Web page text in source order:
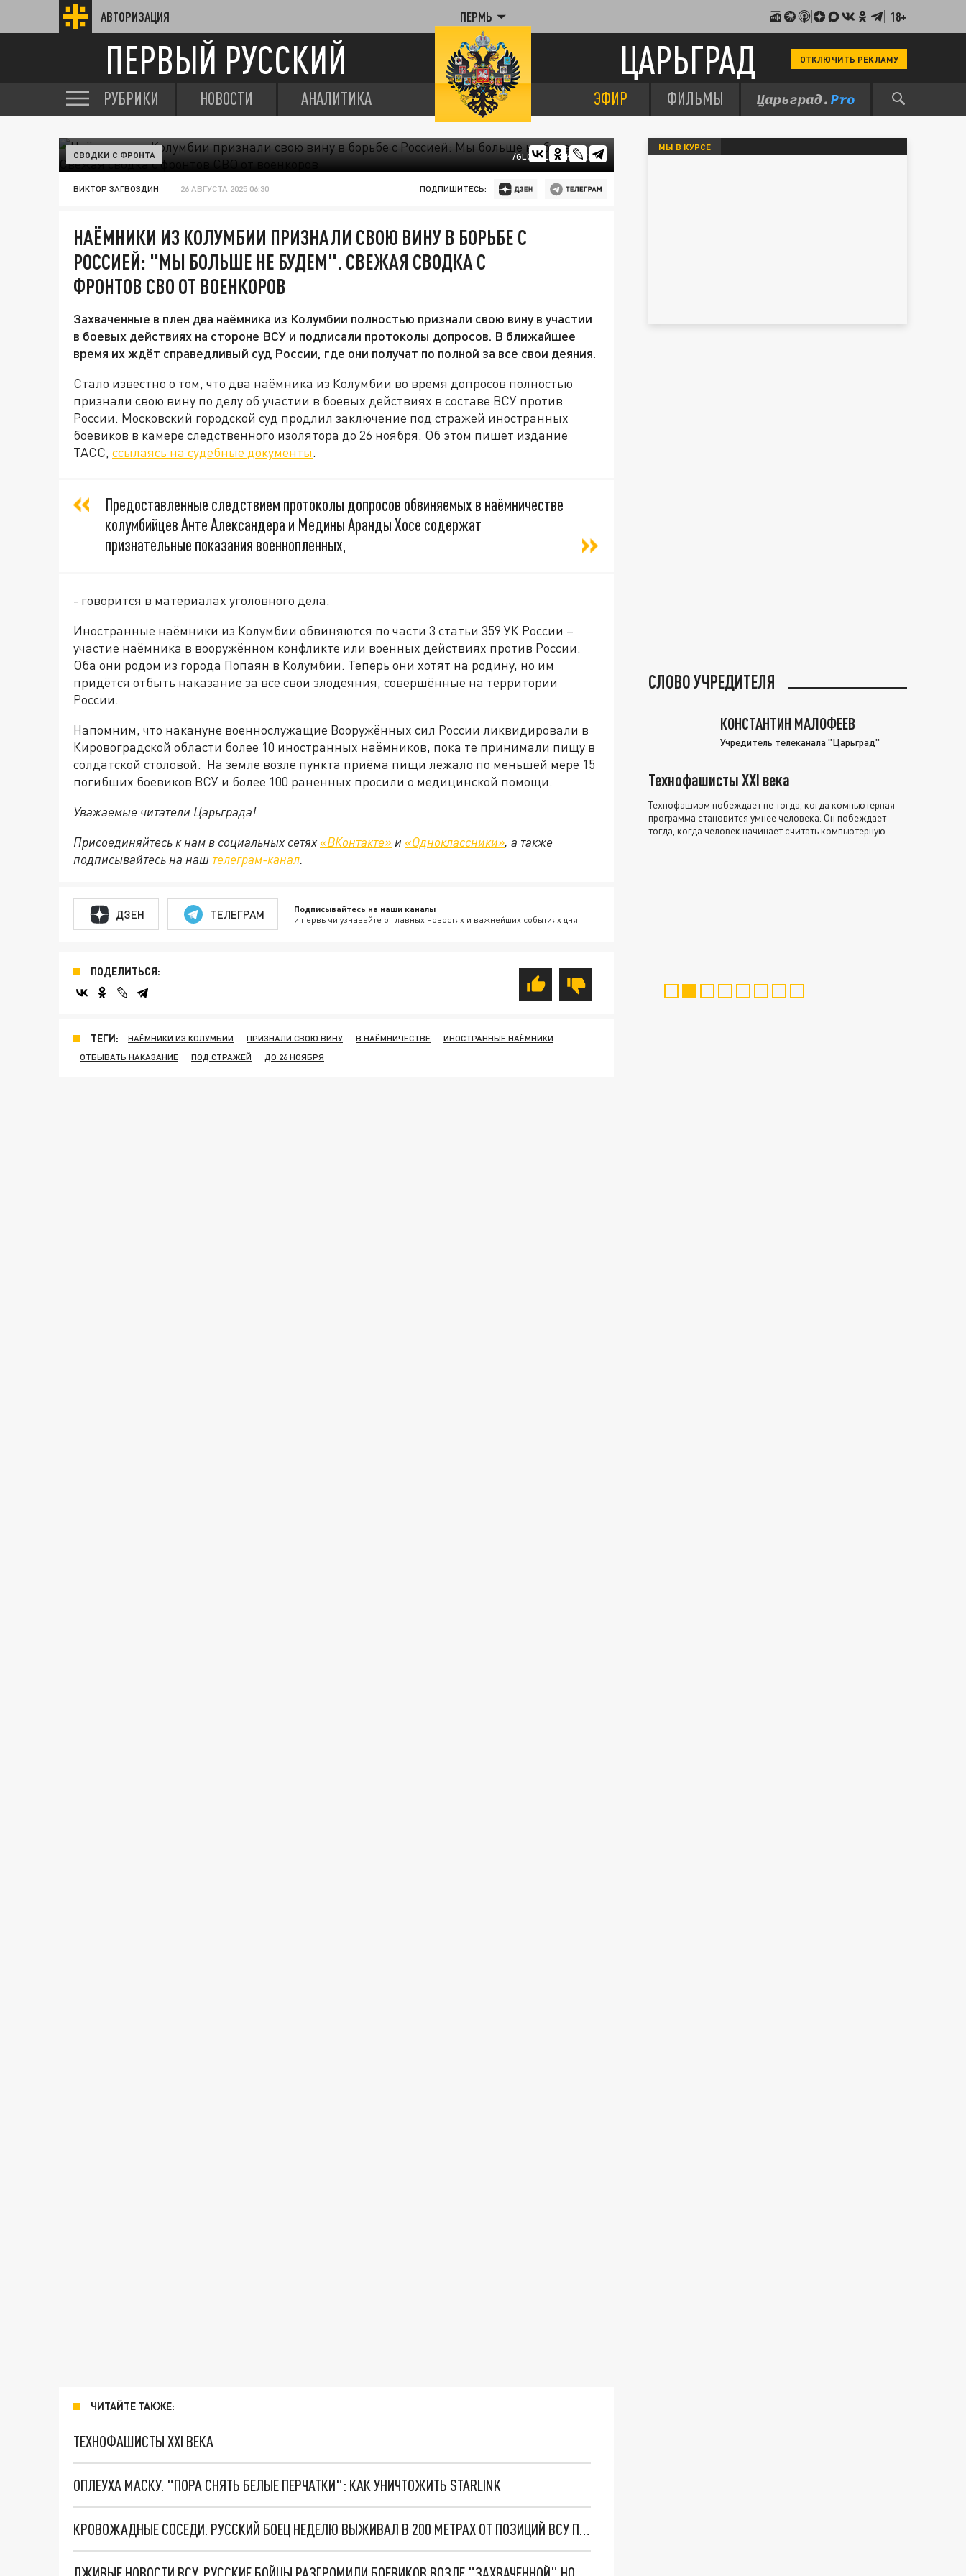
АВТОРИЗАЦИЯ ПЕРМЬ 18+
ПЕРВЫЙ РУССКИЙ ЦАРЬГРАД ОТКЛЮЧИТЬ РЕКЛАМУ
РУБРИКИ НОВОСТИ АНАЛИТИКА ЭФИР ФИЛЬМЫ
/GLOBALLOOKPRESS
СВОДКИ С ФРОНТА
ВИКТОР ЗАГВОЗДИН 26 АВГУСТА 2025 06:30 ПОДПИШИТЕСЬ:
НАЁМНИКИ ИЗ КОЛУМБИИ ПРИЗНАЛИ СВОЮ ВИНУ В БОРЬБЕ С
РОССИЕЙ: "МЫ БОЛЬШЕ НЕ БУДЕМ". СВЕЖАЯ СВОДКА С
ФРОНТОВ СВО ОТ ВОЕНКОРОВ
Захваченные в плен два наёмника из Колумбии полностью признали свою вину в участии
в боевых действиях на стороне ВСУ и подписали протоколы допросов. В ближайшее
время их ждёт справедливый суд России, где они получат по полной за все свои деяния.
Стало известно о том, что два наёмника из Колумбии во время допросов полностью
признали свою вину по делу об участии в боевых действиях в составе ВСУ против
России. Московский городской суд продлил заключение под стражей иностранных
боевиков в камере следственного изолятора до 26 ноября. Об этом пишет издание
ТАСС, ссылаясь на судебные документы.
Предоставленные следствием протоколы допросов обвиняемых в наёмничестве
колумбийцев Анте Александера и Медины Аранды Хосе содержат
признательные показания военнопленных,
- говорится в материалах уголовного дела.
Иностранные наёмники из Колумбии обвиняются по части 3 статьи 359 УК России –
участие наёмника в вооружённом конфликте или военных действиях против России.
Оба они родом из города Попаян в Колумбии. Теперь они хотят на родину, но им
придётся отбыть наказание за все свои злодеяния, совершённые на территории
России.
Напомним, что накануне военнослужащие Вооружённых сил России ликвидировали в
Кировоградской области более 10 иностранных наёмников, пока те принимали пищу в
солдатской столовой. На земле возле пункта приёма пищи лежало по меньшей мере 15
погибших боевиков ВСУ и более 100 раненных просили о медицинской помощи.
Уважаемые читатели Царьграда!
Присоединяйтесь к нам в социальных сетях «ВКонтакте» и «Одноклассники», а также
подписывайтесь на наш телеграм-канал.
ДЗЕН ТЕЛЕГРАМ Подписывайтесь на наши каналы
и первыми узнавайте о главных новостях и важнейших событиях дня.
ПОДЕЛИТЬСЯ:
ТЕГИ: НАЁМНИКИ ИЗ КОЛУМБИИ ПРИЗНАЛИ СВОЮ ВИНУ В НАЁМНИЧЕСТВЕ
ИНОСТРАННЫЕ НАЁМНИКИ
ОТБЫВАТЬ НАКАЗАНИЕ
ПОД СТРАЖЕЙ ДО 26 НОЯБРЯ
ЧИТАЙТЕ ТАКЖЕ:
ТЕХНОФАШИСТЫ XXI ВЕКА
ОПЛЕУХА МАСКУ. "ПОРА СНЯТЬ БЕЛЫЕ ПЕРЧАТКИ": КАК УНИЧТОЖИТЬ STARLINK
КРОВОЖАДНЫЕ СОСЕДИ. РУССКИЙ БОЕЦ НЕДЕЛЮ ВЫЖИВАЛ В 200 МЕТРАХ ОТ ПОЗИЦИЙ ВСУ ПОСЛЕ ПОТЕРИ ТАНКА. СВЕЖАЯ СВОДКА С ФРОНТОВ СВО ОТ ВОЕНКОРОВ
МЫ В КУРСЕ
СЛОВО УЧРЕДИТЕЛЯ
КОНСТАНТИН МАЛОФЕЕВ
Учредитель телеканала "Царьград"
Технофашисты XXI века
Технофашизм побеждает не тогда, когда компьютерная
программа становится умнее человека. Он побеждает
тогда, когда человек начинает считать компьютерную